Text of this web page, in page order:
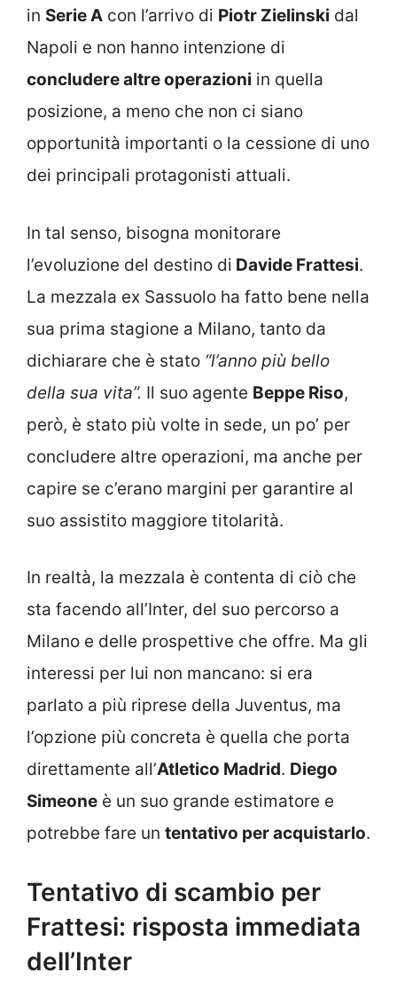
in Serie A con l’arrivo di Piotr Zielinski dal
Napoli e non hanno intenzione di
concludere altre operazioni in quella
posizione, a meno che non ci siano
opportunità importanti o la cessione di uno
dei principali protagonisti attuali.
In tal senso, bisogna monitorare
l’evoluzione del destino di Davide Frattesi.
La mezzala ex Sassuolo ha fatto bene nella
sua prima stagione a Milano, tanto da
dichiarare che è stato “l’anno più bello
della sua vita”. Il suo agente Beppe Riso,
però, è stato più volte in sede, un po’ per
concludere altre operazioni, ma anche per
capire se c’erano margini per garantire al
suo assistito maggiore titolarità.
In realtà, la mezzala è contenta di ciò che
sta facendo all’Inter, del suo percorso a
Milano e delle prospettive che offre. Ma gli
interessi per lui non mancano: si era
parlato a più riprese della Juventus, ma
l’opzione più concreta è quella che porta
direttamente all’Atletico Madrid. Diego
Simeone è un suo grande estimatore e
potrebbe fare un tentativo per acquistarlo.
Tentativo di scambio per
Frattesi: risposta immediata
dell’Inter